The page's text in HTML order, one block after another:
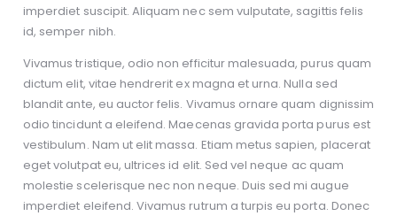
imperdiet suscipit. Aliquam nec sem vulputate, sagittis felis
id, semper nibh.
Vivamus tristique, odio non efficitur malesuada, purus quam
dictum elit, vitae hendrerit ex magna et urna. Nulla sed
blandit ante, eu auctor felis. Vivamus ornare quam dignissim
odio tincidunt a eleifend. Maecenas gravida porta purus est
vestibulum. Nam ut elit massa. Etiam metus sapien, placerat
eget volutpat eu, ultrices id elit. Sed vel neque ac quam
molestie scelerisque nec non neque. Duis sed mi augue
imperdiet eleifend. Vivamus rutrum a turpis eu porta. Donec